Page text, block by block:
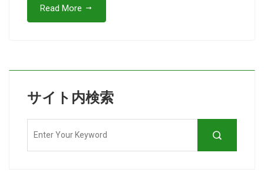
Read More
サイト内検索